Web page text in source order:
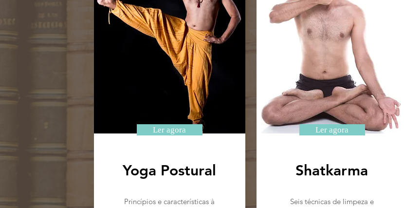
Ler agora
Yoga Postural
Princípios e características à
Ler agora
Shatkarma
Seis técnicas de limpeza e